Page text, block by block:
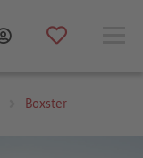
Boxster